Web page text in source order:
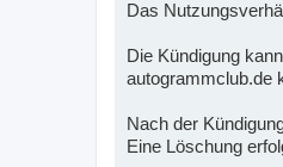
Das
Die Kündigung
autogrammclub.de
Nach der
Eine Löschung